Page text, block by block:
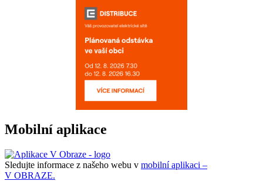
Mobilní aplikace
Sledujte informace z našeho webu v mobilní aplikaci –
V OBRAZE.